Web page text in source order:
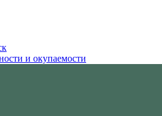
и окупаемости